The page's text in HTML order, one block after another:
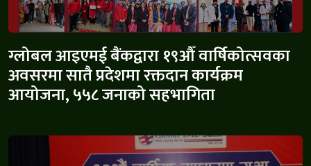
ग्लोबल आइएमई बैंकद्वारा १९औँ वार्षिकोत्सवका
अवसरमा सातै प्रदेशमा रक्तदान कार्यक्रम
आयोजना, ५५८ जनाको सहभागिता